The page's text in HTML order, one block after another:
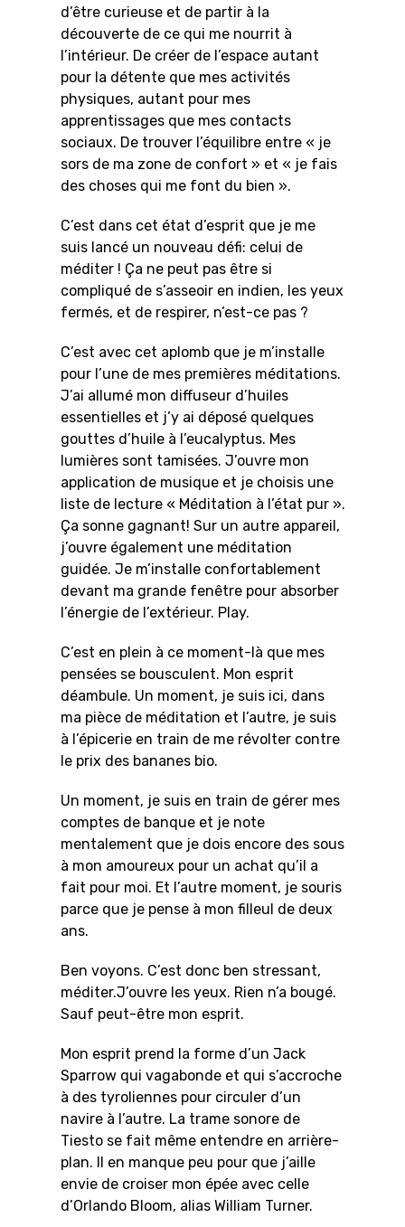
d’être curieuse et de partir à la
découverte de ce qui me nourrit à
l’intérieur. De créer de l’espace autant
pour la détente que mes activités
physiques, autant pour mes
apprentissages que mes contacts
sociaux. De trouver l’équilibre entre « je
sors de ma zone de confort » et « je fais
des choses qui me font du bien ».
C’est dans cet état d’esprit que je me
suis lancé un nouveau défi: celui de
méditer ! Ça ne peut pas être si
compliqué de s’asseoir en indien, les yeux
fermés, et de respirer, n’est-ce pas ?
C’est avec cet aplomb que je m’installe
pour l’une de mes premières méditations.
J’ai allumé mon diffuseur d’huiles
essentielles et j’y ai déposé quelques
gouttes d’huile à l’eucalyptus. Mes
lumières sont tamisées. J’ouvre mon
application de musique et je choisis une
liste de lecture « Méditation à l’état pur ».
Ça sonne gagnant! Sur un autre appareil,
j’ouvre également une méditation
guidée. Je m’installe confortablement
devant ma grande fenêtre pour absorber
l’énergie de l’extérieur. Play.
C’est en plein à ce moment-là que mes
pensées se bousculent. Mon esprit
déambule. Un moment, je suis ici, dans
ma pièce de méditation et l’autre, je suis
à l’épicerie en train de me révolter contre
le prix des bananes bio.
Un moment, je suis en train de gérer mes
comptes de banque et je note
mentalement que je dois encore des sous
à mon amoureux pour un achat qu’il a
fait pour moi. Et l’autre moment, je souris
parce que je pense à mon filleul de deux
ans.
Ben voyons. C’est donc ben stressant,
méditer.J’ouvre les yeux. Rien n’a bougé.
Sauf peut-être mon esprit.
Mon esprit prend la forme d’un Jack
Sparrow qui vagabonde et qui s’accroche
à des tyroliennes pour circuler d’un
navire à l’autre. La trame sonore de
Tiesto se fait même entendre en arrière-
plan. Il en manque peu pour que j’aille
envie de croiser mon épée avec celle
d’Orlando Bloom, alias William Turner.